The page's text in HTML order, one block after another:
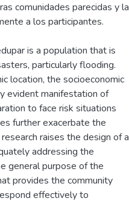
comunidades parecidas y la
a los participantes.
is a population that is
particularly flooding.
location, the socioeconomic
evident manifestation of
to face risk situations
further exacerbate the
raises the design of a
addressing the
general purpose of the
provides the community
effectively to